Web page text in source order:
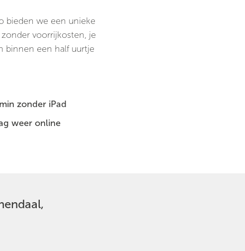
bieden we een unieke
voorrijkosten, je
binnen een half uurtje
zonder iPad
weer online